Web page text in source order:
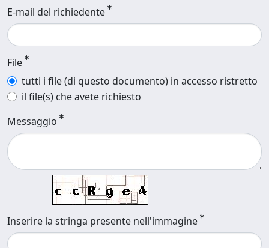
E-mail del richiedente
File
tutti i file (di questo documento) in accesso ristretto
il file(s) che avete richiesto
Messaggio
Inserire la stringa presente nell'immagine